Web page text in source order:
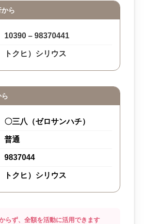
ら
10390 – 98370441
トクヒ）シリウス
〇三八（ゼロサンハチ）
普通
9837044
トクヒ）シリウス
らず、全額を活動に活用できます